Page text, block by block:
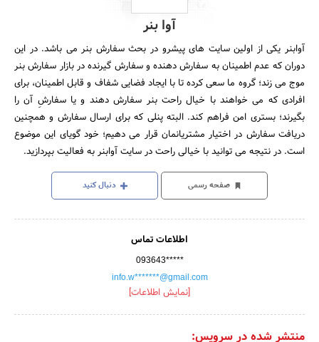
اخبار رسمی هویت منتشر کننده را تایید می‌کند ولی مسئولیت صحت
مطلب منتشر شده بر عهده ناشر است.
پروفایل ناشر
گزارش تخلف
درباره منتشر کننده:
آوا بنر
آوابنر یکی از اولین سایت های پیشرو در بحث سفارش بنر می باشد. در این
دوران که عدم اطمینان به سفارش دهنده و سفارش گیرنده در بازار سفارش بنر
موج می زند؛ گروه ما سعی کرده تا با ایجاد فضایی شفاف و قابل اطمینان، برای